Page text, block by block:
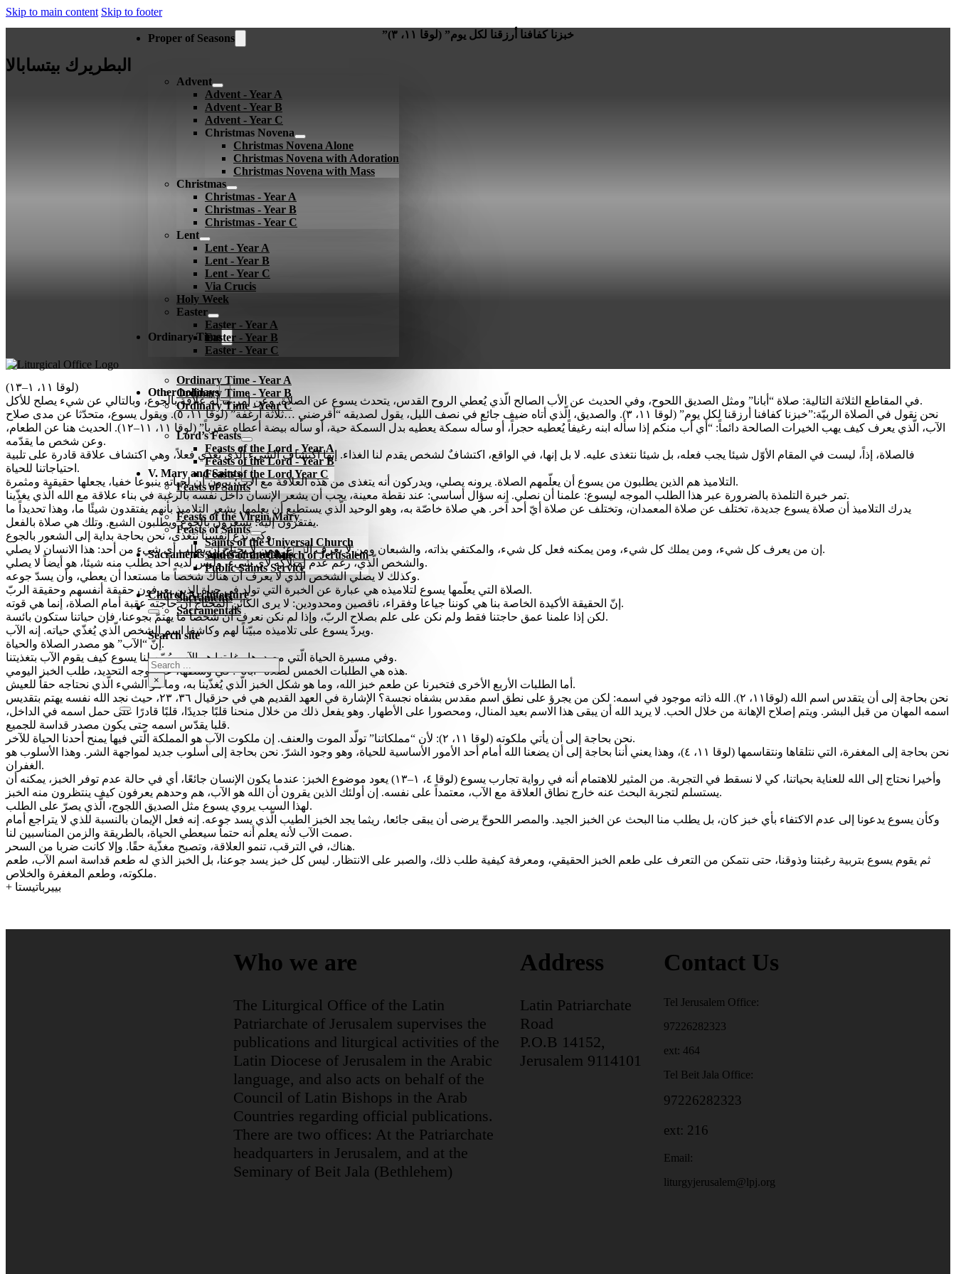
Skip to main content Skip to footer
Proper of Seasons
Advent
Advent - Year A
Advent - Year B
Advent - Year C
Christmas Novena
Christmas Novena Alone
Christmas Novena with Adoration
Christmas Novena with Mass
Christmas
Christmas - Year A
Christmas - Year B
Christmas - Year C
Lent
Lent - Year A
Lent - Year B
Lent - Year C
Via Crucis
Holy Week
Easter
Easter - Year A
Easter - Year B
Easter - Year C
Ordinary Time
Ordinary Time - Year A
Ordinary Time - Year B
Ordinary Time - Year C
Other holidays
Lord’s Feasts
Feasts of the Lord - Year A
Feasts of the Lord - Year B
Feasts of the Lord Year C
Feasts of Saints
V. Mary and Saints
Feasts of the Virgin Mary
Feasts of Saints
Saints of the Universal Church
Saints of the Church of Jerusalem
Public Saints Service
Sacraments and Sacramentals
Sacraments
Sacramentals
Church Architecture
Search site
Search
×
”خبزنا كفافنا أرزقنا لكل يوم” (لوقا ١١، ٣)
البطريرك بيتسابالا
(لوقا ١١، ١–١٣)
في المقاطع الثلاثة التالية: صلاة “أبانا” ومثل الصديق اللحوح، وفي الحديث عن الأب الصالح الّذي يُعطي الروح القدس، يتحدث يسوع عن الصلاة، وعن أمر ما له علاقة بالجوع، وبالتالي عن شيء يصلح للأكل.
نحن نقول في الصلاة الربيّة:”خبزنا كفافنا أرزقنا لكل يوم” (لوقا ١١، ٣). والصديق، الّذي أتاه ضيف جائع في نصف الليل، يقول لصديقه “أقرضني …ثلاثة أرغفة” (لوقا ١١، ٥). ويقول يسوع، متحدّثا عن مدى صلاح
الآب، الّذي يعرف كيف يهب الخيرات الصالحة دائماً: “أي أب منكم إذا سأله ابنه رغيفاً يُعطيه حجراً، أو سأله سمكة يعطيه بدل السمكة حية، أو سأله بيضة أعطاه عقرباً” (لوقا ١١، ١١–١٢). الحديث هنا عن الطعام،
وعن شخص ما يقدّمه.
فالصلاة، إذاً، ليست في المقام الأوّل شيئا يجب فعله، بل شيئا نتغذى عليه. لا بل إنها، في الواقع، اكتشافٌ لشخص يقدم لنا الغذاء. إنها اكتشاف الشيء الّذي يُغذي فعلاً، وهي اكتشاف علاقة قادرة على تلبية
احتياجاتنا للحياة.
التلاميذ هم الذين يطلبون من يسوع أن يعلّمهم الصلاة. يرونه يصلي، ويدركون أنه يتغذى من هذه العلاقة مع الاب؛ يرون أن لحياته ينبوعا خفيا، يجعلها حقيقية ومثمرة.
تمر خبرة التلمذة بالضرورة عبر هذا الطلب الموجه ليسوع: علمنا أن نصلي. إنه سؤال أساسي: عند نقطة معينة، يجب أن يشعر الإنسان داخل نفسه بالرغبة في بناء علاقة مع الله الّذي يغذّينا.
يدرك التلاميذ أن صلاة يسوع جديدة، تختلف عن صلاة المعمدان، وتختلف عن صلاة أيّ أحد آخر. هي صلاة خاصّة به، وهو الوحيد الّذي يستطيع أن يعلمها. يشعر التلاميذ بأنهم يفتقدون شيئًا ما، وهذا تحديداً ما
يفتقرون إليه؛ يشعرون بالجوع ويطلبون الشبع. وتلك هي صلاة بالفعل.
وكي ندع أنفسنا نتغذى، نحن بحاجة بداية إلى الشعور بالجوع.
إن من يعرف كل شيء، ومن يملك كل شيء، ومن يمكنه فعل كل شيء، والمكتفي بذاته، والشبعان ومن لا يعرف الجوع؛ ومن لا يحتاج أن يطلب أي شيء من أحد: هذا الانسان لا يصلي.
والشخص الّذي، رغم عدم امتلاكه لأي شيء، وليس لديه أحد يطلب منه شيئا، هو أيضاً لا يصلي.
وكذلك لا يصلي الشخص الّذي لا يعرف أن هناك شخصاً ما مستعدا أن يعطي، وأن يسدّ جوعه.
الصلاة التي يعلّمها يسوع لتلاميذه هي عبارة عن الخبرة التي تولد في حياة الذين يعرفون حقيقة أنفسهم وحقيقة الربّ.
إنّ الحقيقة الأكيدة الخاصة بنا هي كوننا جياعا وفقراء، ناقصين ومحدودين: لا يرى الكائن المحتاج أن حاجته عقبة أمام الصلاة، إنما هي قوته.
لكن إذا علمنا عمق حاجتنا فقط ولم نكن على علم بصلاح الربّ، وإذا لم نكن نعرف أن شخصاً ما يهتمّ بجوعنا، فإن حياتنا ستكون بائسة.
ويردّ يسوع على تلاميذه مبيّناً لهم وكاشفا اسم الشخص الّذي يُغذّي حياته. إنه الآب.
إنّ “الآب” هو مصدر الصلاة والحياة.
وفي مسيرة الحياة الّتي مصدرها وغايتها هو الآب، يُبيّن لنا يسوع كيف يقوم الآب بتغذيتنا.
هذه هي الطلبات الخمس لصلاة “أبانا“: في وسطها، على وجه التحديد، طلب الخبز اليومي.
أما الطلبات الأربع الأخرى فتخبرنا عن طعم خبز الله، وما هو شكل الخبز الّذي يُغذّينا به، وما هو الشيء الّذي نحتاجه حقاً للعيش.
نحن بحاجة إلى أن يتقدس اسم الله (لوقا١١، ٢). الله ذاته موجود في اسمه: لكن من يجرؤ على نطق اسم مقدس بشفاه نجسة؟ الإشارة في العهد القديم هي في حزقيال ٣٦، ٢٣، حيث نجد الله نفسه يهتم بتقديس
اسمه المهان من قبل البشر. ويتم إصلاح الإهانة من خلال الحب. لا يريد الله أن يبقى هذا الاسم بعيد المنال، ومحصورا على الأطهار. وهو يفعل ذلك من خلال منحنا قلبًا جديدًا، قلبًا قادرًا على حمل اسمه في الداخل،
قلبا يقدّس اسمه حتى يكون مصدر قداسة للجميع.
نحن بحاجة إلى أن يأتي ملكوته (لوقا ١١، ٢): لأن “مملكاتنا” تولّد الموت والعنف. إن ملكوت الآب هو المملكة الّتي فيها يمنح أحدنا الحياة للآخر.
نحن بحاجة إلى المغفرة، التي نتلقاها ونتقاسمها (لوقا ١١، ٤)، وهذا يعني أننا بحاجة إلى أن يضعنا الله أمام أحد الأمور الأساسية للحياة، وهو وجود الشرّ. نحن بحاجة إلى أسلوب جديد لمواجهة الشر. وهذا الأسلوب هو
الغفران.
وأخيرا نحتاج إلى الله للعناية بحياتنا، كي لا نسقط في التجربة. من المثير للاهتمام أنه في رواية تجارب يسوع (لوقا ٤، ١–١٣) يعود موضوع الخبز: عندما يكون الإنسان جائعًا، أي في حالة عدم توفر الخبز، يمكنه أن
يستسلم لتجربة البحث عنه خارج نطاق العلاقة مع الآب، معتمداً على نفسه. إن أولئك الذين يقرون أن الله هو الآب، هم وحدهم يعرفون كيف ينتظرون منه الخبز.
لهذا السبب يروي يسوع مثل الصديق اللجوج، الّذي يصرّ على الطلب.
وكأن يسوع يدعونا إلى عدم الاكتفاء بأي خبز كان، بل يطلب منا البحث عن الخبز الجيد. والمصر اللحوحّ يرضى أن يبقى جائعا، ريثما يجد الخبز الطيب الّذي يسد جوعه. إنه فعل الإيمان بالنسبة للذي لا يتراجع أمام
صمت الآب لأنه يعلم أنه حتماً سيعطي الحياة، بالطريقة والزمن المناسبين لنا.
هناك، في الترقب، تنمو العلاقة، وتصبح مغذّية حقًا. وإلا كانت ضربا من السحر.
ثم يقوم يسوع بتربية رغبتنا وذوقنا، حتى نتمكن من التعرف على طعم الخبز الحقيقي، ومعرفة كيفية طلب ذلك، والصبر على الانتظار. ليس كل خبز يسد جوعنا، بل الخبز الذي له طعم قداسة اسم الآب، طعم
ملكوته، وطعم المغفرة والخلاص.
+ بييرباتيستا
Who we are
The Liturgical Office of the Latin
Patriarchate of Jerusalem supervises the
publications and liturgical activities of the
Latin Diocese of Jerusalem in the Arabic
language, and also acts on behalf of the
Council of Latin Bishops in the Arab
Countries regarding official publications.
There are two offices: At the Patriarchate
headquarters in Jerusalem, and at the
Seminary of Beit Jala (Bethlehem)
Address
Latin Patriarchate
Road
P.O.B 14152,
Jerusalem 9114101
Contact Us
Tel Jerusalem Office:
97226282323
ext: 464
Tel Beit Jala Office:
97226282323
ext: 216
Email:
liturgyjerusalem@lpj.org